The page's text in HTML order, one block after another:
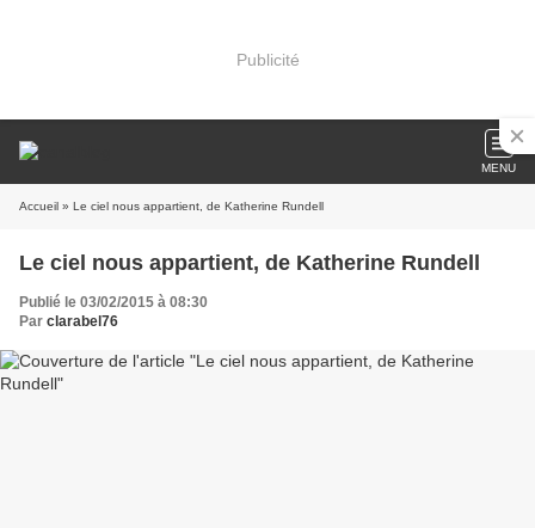
Publicité
MENU
Accueil » Le ciel nous appartient, de Katherine Rundell
Le ciel nous appartient, de Katherine Rundell
Publié le 03/02/2015 à 08:30
Par clarabel76